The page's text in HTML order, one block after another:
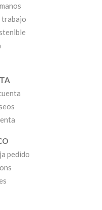
trabajo
pedido